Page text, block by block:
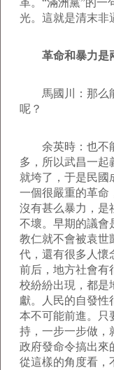
革。“滿洲黨”的一
光。這就是清末非
革命和暴力是
馬國川：那么能
呢？
余英時：也不能
多，所以武昌一起
就垮了，于是民國
一個很嚴重的革命
沒有甚么暴力，是
不壞。早期的議會
教仁就不會被袁世
代，還有很多人懷
前后，地方社會有
校紛紛出現，都是
獻。人民的自發性
本不可能前進。只
持，一步一步做，
政府發命令搞出來
從這樣的角度看，